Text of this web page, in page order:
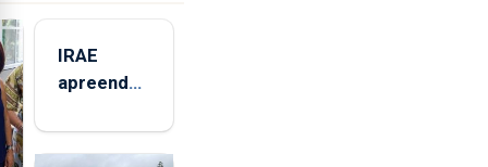
IRAE
apreendeu
toneladas